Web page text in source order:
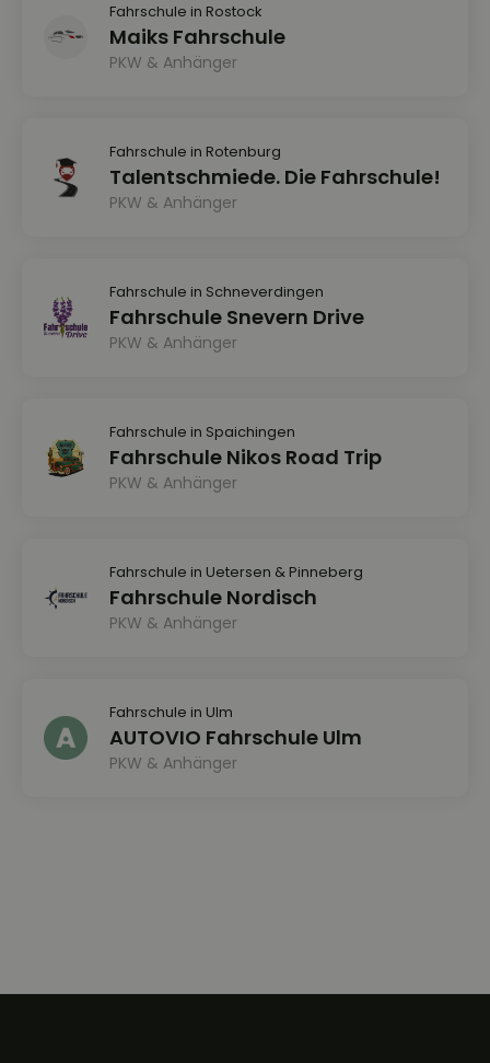
Fahrschule in Rostock
Maiks Fahrschule
PKW & Anhänger
Fahrschule in Rotenburg
Talentschmiede. Die Fahrschule!
PKW & Anhänger
Fahrschule in Schneverdingen
Fahrschule Snevern Drive
PKW & Anhänger
Fahrschule in Spaichingen
Fahrschule Nikos Road Trip
PKW & Anhänger
Fahrschule in Uetersen & Pinneberg
Fahrschule Nordisch
PKW & Anhänger
Fahrschule in Ulm
AUTOVIO Fahrschule Ulm
PKW & Anhänger